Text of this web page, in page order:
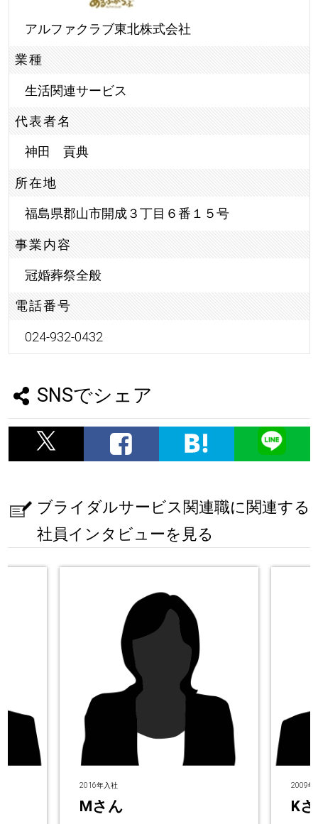
アルファクラブ東北株式会社
業種
生活関連サービス
代表者名
神田 貢典
所在地
福島県郡山市開成３丁目６番１５号
事業内容
冠婚葬祭全般
電話番号
024-932-0432
SNSでシェア
ブライダルサービス関連職に関連する
社員インタビューを見る
2016年入社
Mさん
2009年
K